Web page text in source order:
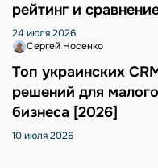
рейтинг и
24 июля 2026
Сергей Носенко
Топ украинских
решений для
бизнеса [2026]
10 июля 2026